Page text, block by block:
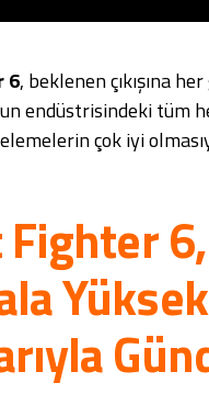
6, beklenen çıkışına
endüstrisindeki tüm
çok iyi
6,